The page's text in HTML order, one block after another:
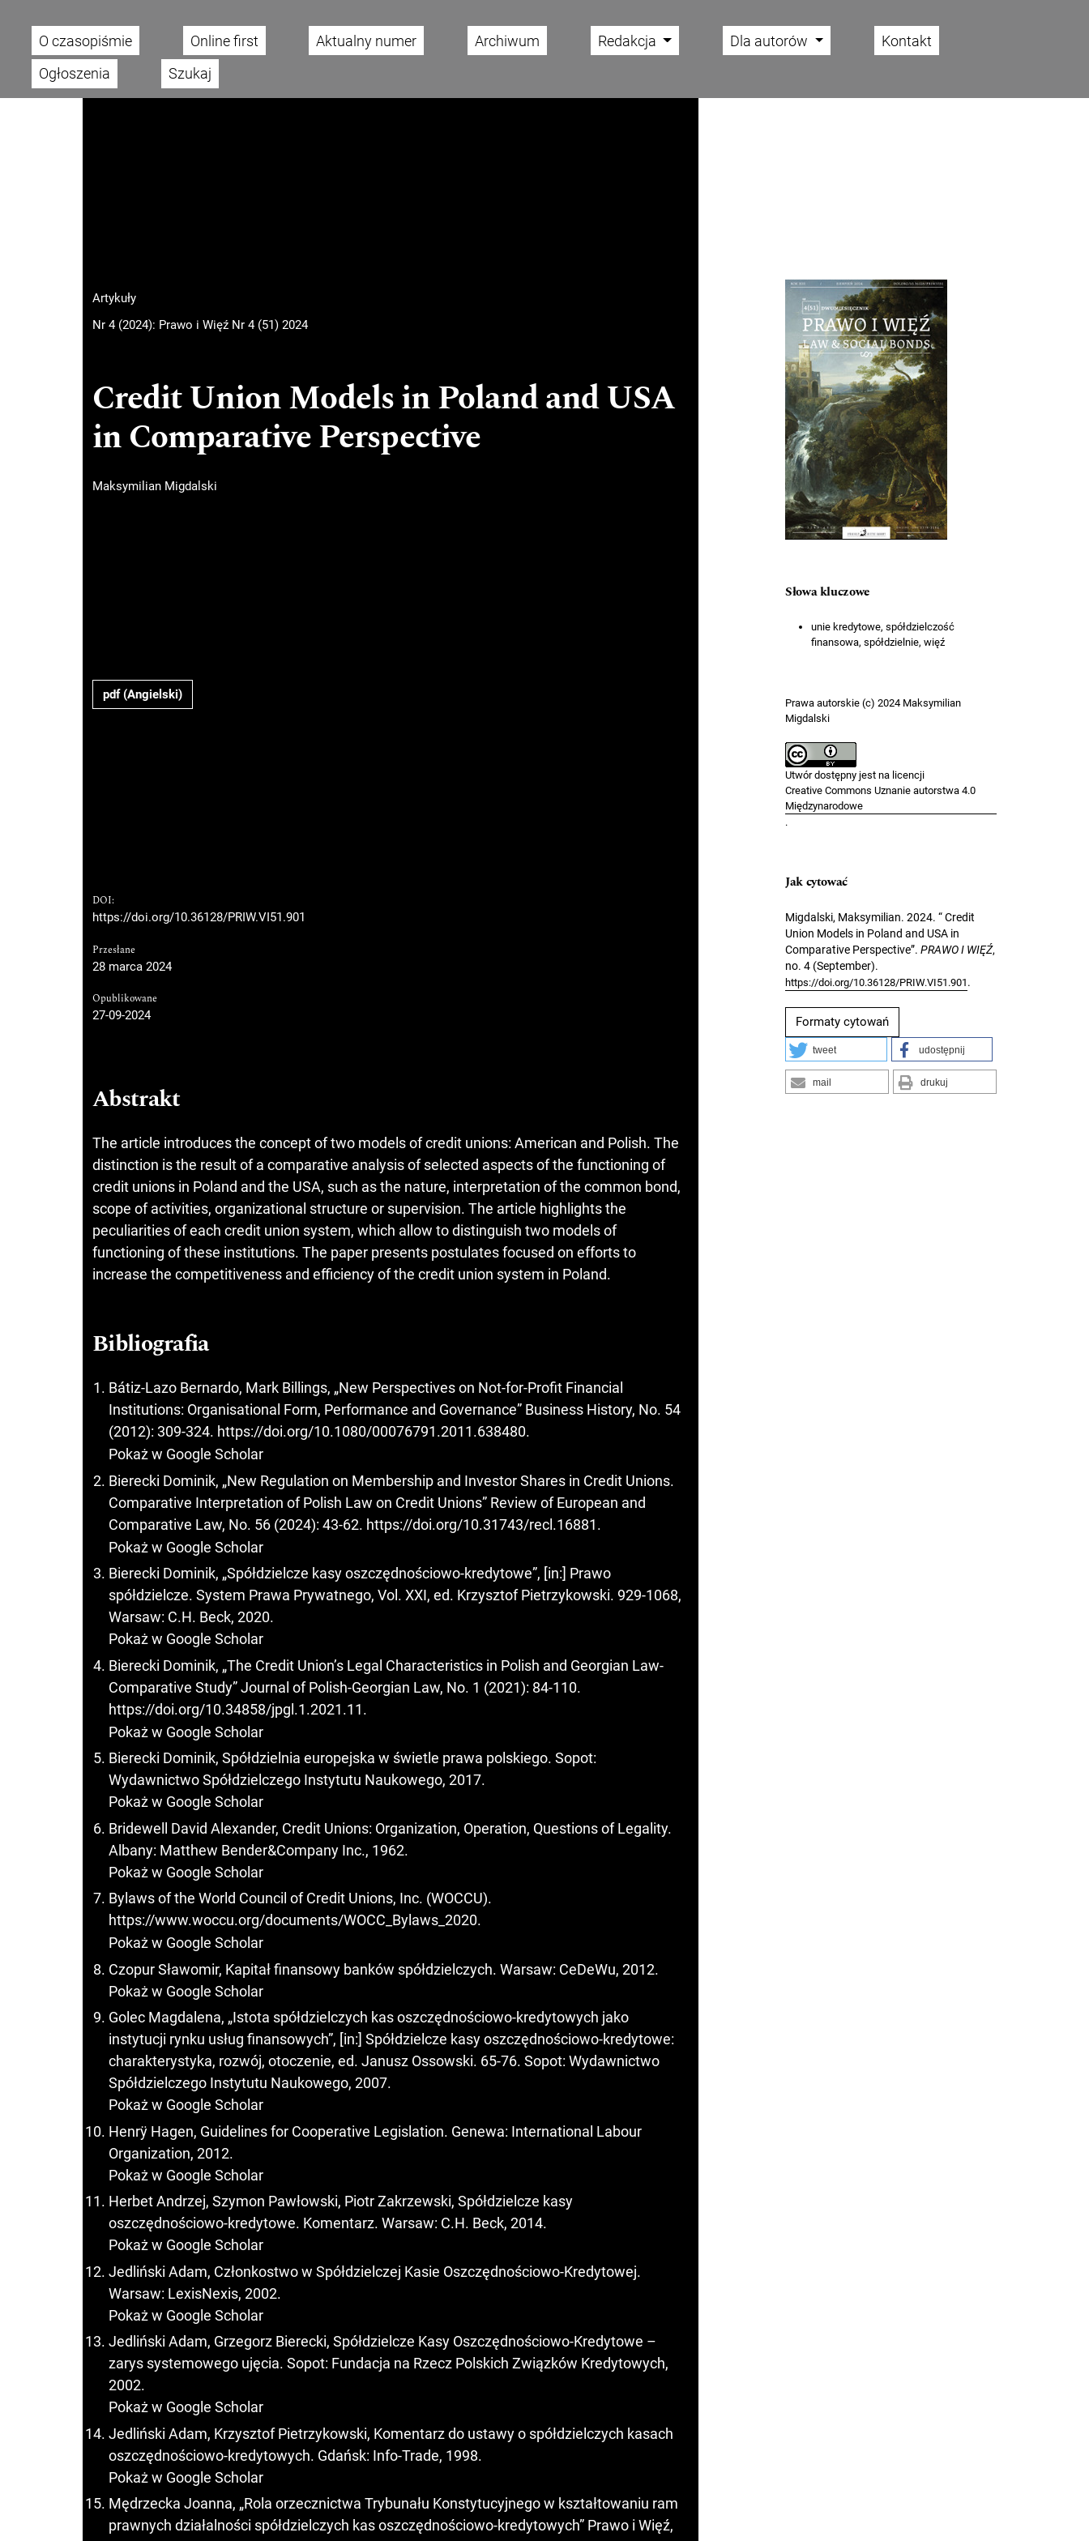
Main menu
O czasopiśmie Online first Aktualny numer Archiwum Redakcja Dla autorów
Kontakt
Ogłoszenia
Szukaj
Artykuły
Nr 4 (2024): Prawo i Więź Nr 4 (51) 2024
Credit Union Models in Poland and USA
in Comparative Perspective
Maksymilian Migdalski
pdf (Angielski)
DOI:
https://doi.org/10.36128/PRIW.VI51.901
Przesłane
28 marca 2024
Opublikowane
27-09-2024
Abstrakt
The article introduces the concept of two models of credit unions: American and Polish. The
distinction is the result of a comparative analysis of selected aspects of the functioning of
credit unions in Poland and the USA, such as the nature, interpretation of the common bond,
scope of activities, organizational structure or supervision. The article highlights the
peculiarities of each credit union system, which allow to distinguish two models of
functioning of these institutions. The paper presents postulates focused on efforts to
increase the competitiveness and efficiency of the credit union system in Poland.
Bibliografia
Bátiz-Lazo Bernardo, Mark Billings, „New Perspectives on Not-for-Profit Financial
Institutions: Organisational Form, Performance and Governance” Business History, No. 54
(2012): 309-324. https://doi.org/10.1080/00076791.2011.638480.
Pokaż w Google Scholar
Bierecki Dominik, „New Regulation on Membership and Investor Shares in Credit Unions.
Comparative Interpretation of Polish Law on Credit Unions” Review of European and
Comparative Law, No. 56 (2024): 43-62. https://doi.org/10.31743/recl.16881.
Pokaż w Google Scholar
Bierecki Dominik, „Spółdzielcze kasy oszczędnościowo-kredytowe”, [in:] Prawo
spółdzielcze. System Prawa Prywatnego, Vol. XXI, ed. Krzysztof Pietrzykowski. 929-1068,
Warsaw: C.H. Beck, 2020.
Pokaż w Google Scholar
Bierecki Dominik, „The Credit Union’s Legal Characteristics in Polish and Georgian Law-
Comparative Study” Journal of Polish-Georgian Law, No. 1 (2021): 84-110.
https://doi.org/10.34858/jpgl.1.2021.11.
Pokaż w Google Scholar
Bierecki Dominik, Spółdzielnia europejska w świetle prawa polskiego. Sopot:
Wydawnictwo Spółdzielczego Instytutu Naukowego, 2017.
Pokaż w Google Scholar
Bridewell David Alexander, Credit Unions: Organization, Operation, Questions of Legality.
Albany: Matthew Bender&Company Inc., 1962.
Pokaż w Google Scholar
Bylaws of the World Council of Credit Unions, Inc. (WOCCU).
https://www.woccu.org/documents/WOCC_Bylaws_2020.
Pokaż w Google Scholar
Czopur Sławomir, Kapitał finansowy banków spółdzielczych. Warsaw: CeDeWu, 2012.
Pokaż w Google Scholar
Golec Magdalena, „Istota spółdzielczych kas oszczędnościowo-kredytowych jako
instytucji rynku usług finansowych”, [in:] Spółdzielcze kasy oszczędnościowo-kredytowe:
charakterystyka, rozwój, otoczenie, ed. Janusz Ossowski. 65-76. Sopot: Wydawnictwo
Spółdzielczego Instytutu Naukowego, 2007.
Pokaż w Google Scholar
Henrÿ Hagen, Guidelines for Cooperative Legislation. Genewa: International Labour
Organization, 2012.
Pokaż w Google Scholar
Herbet Andrzej, Szymon Pawłowski, Piotr Zakrzewski, Spółdzielcze kasy
oszczędnościowo-kredytowe. Komentarz. Warsaw: C.H. Beck, 2014.
Pokaż w Google Scholar
Jedliński Adam, Członkostwo w Spółdzielczej Kasie Oszczędnościowo-Kredytowej.
Warsaw: LexisNexis, 2002.
Pokaż w Google Scholar
Jedliński Adam, Grzegorz Bierecki, Spółdzielcze Kasy Oszczędnościowo-Kredytowe –
zarys systemowego ujęcia. Sopot: Fundacja na Rzecz Polskich Związków Kredytowych,
2002.
Pokaż w Google Scholar
Jedliński Adam, Krzysztof Pietrzykowski, Komentarz do ustawy o spółdzielczych kasach
oszczędnościowo-kredytowych. Gdańsk: Info-Trade, 1998.
Pokaż w Google Scholar
Mędrzecka Joanna, „Rola orzecznictwa Trybunału Konstytucyjnego w kształtowaniu ram
prawnych działalności spółdzielczych kas oszczędnościowo-kredytowych” Prawo i Więź,
Cover image
Słowa kluczowe
unie kredytowe, spółdzielczość
finansowa, spółdzielnie, więź
Prawa autorskie (c) 2024 Maksymilian
Migdalski
Utwór dostępny jest na licencji
Creative Commons Uznanie autorstwa 4.0
Międzynarodowe
.
Jak cytować
Migdalski, Maksymilian. 2024. “ Credit
Union Models in Poland and USA in
Comparative Perspective”. PRAWO I WIĘŹ,
no. 4 (September).
https://doi.org/10.36128/PRIW.VI51.901 .
Formaty cytowań
tweet udostępnij
mail drukuj